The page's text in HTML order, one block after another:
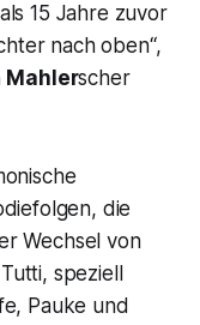
15 Jahre zuvor
nach oben“,
Mahlerscher
die
Wechsel von
speziell
Pauke und